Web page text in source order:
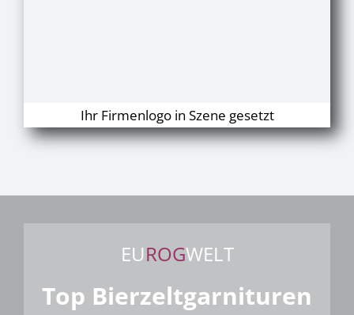
Ihr Firmenlogo in Szene gesetzt
EUROGWELT
Top Bierzeltgarnituren